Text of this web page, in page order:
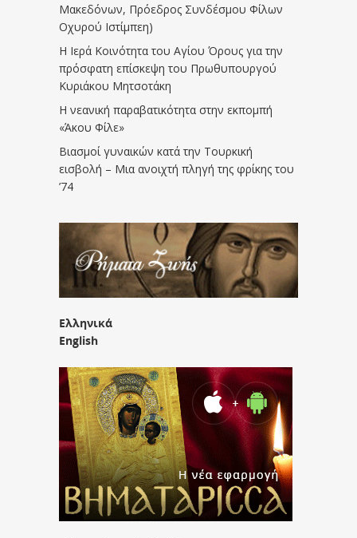
Μακεδόνων, Πρόεδρος Συνδέσμου Φίλων
Οχυρού Ιστίμπεη)
Η Ιερά Κοινότητα του Αγίου Όρους για την
πρόσφατη επίσκεψη του Πρωθυπουργού
Κυριάκου Μητσοτάκη
Η νεανική παραβατικότητα στην εκπομπή
«Άκου Φίλε»
Βιασμοί γυναικών κατά την Τουρκική
εισβολή – Μια ανοιχτή πληγή της φρίκης του
’74
Ελληνικά
English